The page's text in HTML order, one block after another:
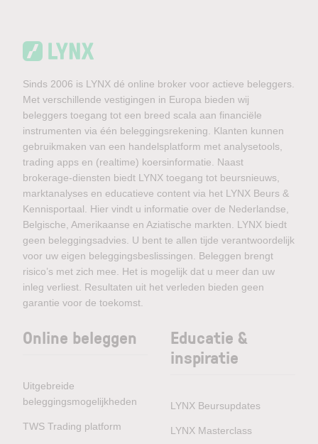
Sinds 2006 is LYNX dé online broker voor actieve beleggers.
Met verschillende vestigingen in Europa bieden wij
beleggers toegang tot een breed scala aan financiële
instrumenten via één beleggingsrekening. Klanten kunnen
gebruikmaken van een handelsplatform met analysetools,
trading apps en (realtime) koersinformatie. Naast
brokerage-diensten biedt LYNX toegang tot beursnieuws,
marktanalyses en educatieve content via het LYNX Beurs &
Kennisportaal. Hier vindt u informatie over de Nederlandse,
Belgische, Amerikaanse en Aziatische markten. LYNX biedt
geen beleggingsadvies. U bent te allen tijde verantwoordelijk
voor uw eigen beleggingsbeslissingen. Beleggen brengt
risico’s met zich mee. Het is mogelijk dat u meer dan uw
inleg verliest. Resultaten uit het verleden bieden geen
garantie voor de toekomst.
Online beleggen
Uitgebreide
beleggingsmogelijkheden
TWS Trading platform
Educatie &
inspiratie
LYNX Beursupdates
LYNX Masterclass